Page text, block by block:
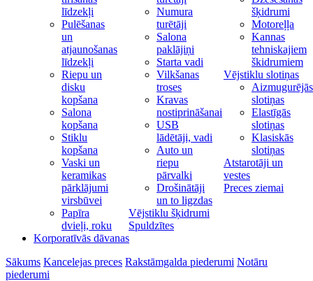
līdzekļi
Pulēšanas
un
atjaunošanas
līdzekļi
Riepu un
disku
kopšana
Salona
kopšana
Stiklu
kopšana
Vaski un
keramikas
pārklājumi
virsbūvei
Papīra
dvieļi, roku
Numura
turētāji
Salona
paklājiņi
Starta vadi
Vilkšanas
troses
Kravas
nostiprināšanai
USB
lādētāji, vadi
Auto un
riepu
pārvalki
Drošinātāji
un to ligzdas
Vējstiklu šķidrumi
Spuldzītes
šķidrumi
Motoreļļa
Kannas
tehniskajiem
škidrumiem
Vējstiklu slotiņas
Aizmugurējās
slotiņas
Elastīgās
slotiņas
Klasiskās
slotiņas
Atstarotāji un
vestes
Preces ziemai
Korporatīvās dāvanas
Sākums Kancelejas preces Rakstāmgalda piederumi Notāru
piederumi